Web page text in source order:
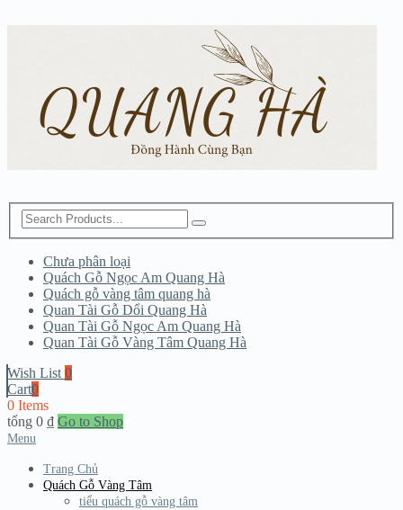
Chưa phân loại
Quách Gỗ Ngọc Am Quang Hà
Quách gỗ vàng tâm quang hà
Quan Tài Gỗ Dổi Quang Hà
Quan Tài Gỗ Ngọc Am Quang Hà
Quan Tài Gỗ Vàng Tâm Quang Hà
Wish List 0
Cart0
0 Items
tổng 0 ₫ Go to Shop
Menu
Trang Chủ
Quách Gỗ Vàng Tâm
tiểu quách gỗ vàng tâm